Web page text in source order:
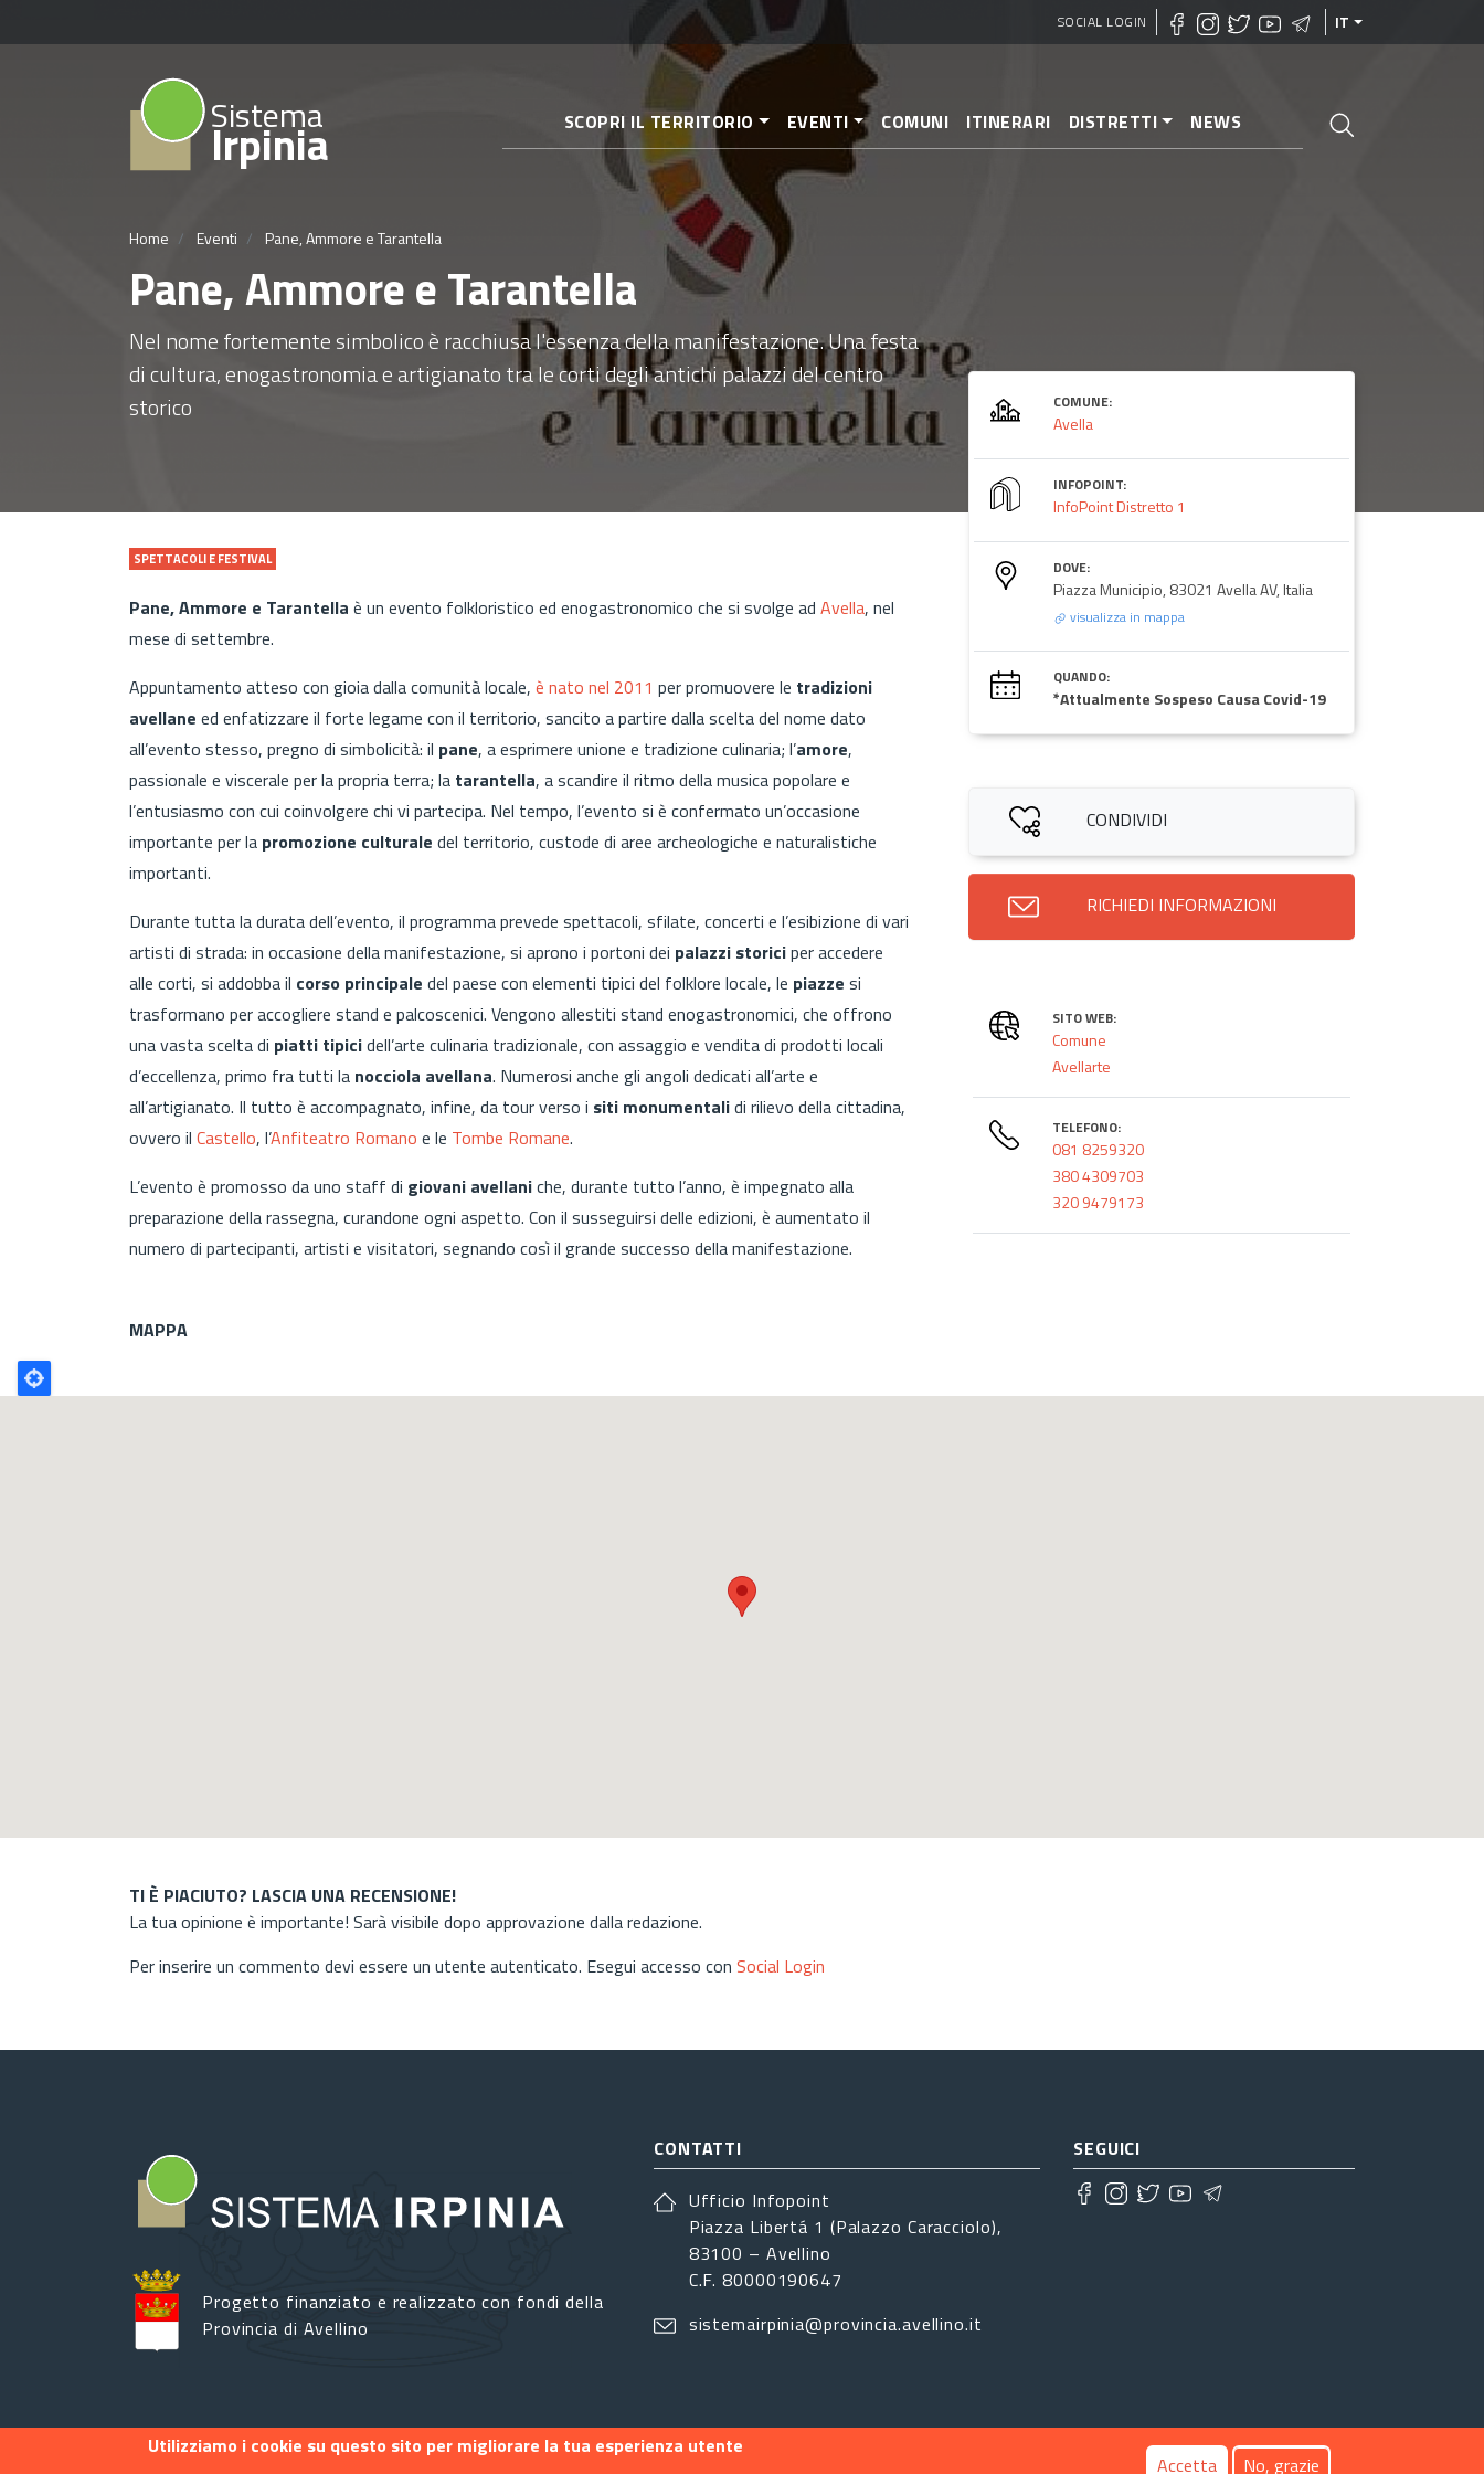
Salta
al
contenuto
SOCIAL LOGIN IT
Sistema
Irpinia SCOPRI IL TERRITORIO EVENTI COMUNI ITINERARI DISTRETTI NEWS
Home Eventi Pane, Ammore e Tarantella
Pane, Ammore e Tarantella
Nel nome fortemente simbolico è racchiusa l'essenza della manifestazione. Una festa
di cultura, enogastronomia e artigianato tra le corti degli antichi palazzi del centro
storico
SPETTACOLI E FESTIVAL
Pane, Ammore e Tarantella è un evento folkloristico ed enogastronomico che si svolge ad Avella, nel
mese di settembre.
Appuntamento atteso con gioia dalla comunità locale, è nato nel 2011 per promuovere le tradizioni
avellane ed enfatizzare il forte legame con il territorio, sancito a partire dalla scelta del nome dato
all’evento stesso, pregno di simbolicità: il pane, a esprimere unione e tradizione culinaria; l’amore,
passionale e viscerale per la propria terra; la tarantella, a scandire il ritmo della musica popolare e
l’entusiasmo con cui coinvolgere chi vi partecipa. Nel tempo, l’evento si è confermato un’occasione
importante per la promozione culturale del territorio, custode di aree archeologiche e naturalistiche
importanti.
Durante tutta la durata dell’evento, il programma prevede spettacoli, sfilate, concerti e l’esibizione di vari
artisti di strada: in occasione della manifestazione, si aprono i portoni dei palazzi storiciper accedere
alle corti, si addobba il corso principale del paese con elementi tipici del folklore locale, le piazze si
trasformano per accogliere stand e palcoscenici. Vengono allestiti stand enogastronomici, che offrono
una vasta scelta di piatti tipicidell’arte culinaria tradizionale, con assaggio e vendita di prodotti locali
d’eccellenza, primo fra tutti la nocciola avellana. Numerosi anche gli angoli dedicati all’arte e
all’artigianato. Il tutto è accompagnato, infine, da tour verso i siti monumentalidi rilievo della cittadina,
ovvero il Castello, l’Anfiteatro Romano e le Tombe Romane.
L’evento è promosso da uno staff di giovani avellaniche, durante tutto l’anno, è impegnato alla
preparazione della rassegna, curandone ogni aspetto. Con il susseguirsi delle edizioni, è aumentato il
numero di partecipanti, artisti e visitatori, segnando così il grande successo della manifestazione.
COMUNE:
Avella
INFOPOINT:
InfoPoint Distretto 1
DOVE:
Piazza Municipio, 83021 Avella AV, Italia
visualizza in mappa
QUANDO:
*Attualmente Sospeso Causa Covid-19
CONDIVIDI
RICHIEDI INFORMAZIONI
SITO WEB:
Comune
Avellarte
TELEFONO:
081 8259320
380 4309703
320 9479173
MAPPA
Poligono
GEO
TI È PIACIUTO? LASCIA UNA RECENSIONE!
La tua opinione è importante! Sarà visibile dopo approvazione dalla redazione.
Per inserire un commento devi essere un utente autenticato. Esegui accesso con Social Login
Progetto finanziato e realizzato con fondi della
Provincia di Avellino
CONTATTI
Ufficio Infopoint
Piazza Libertá 1 (Palazzo Caracciolo),
83100 – Avellino
C.F. 80000190647
sistemairpinia@provincia.avellino.it
SEGUICI
Utilizziamo i cookie su questo sito per migliorare la tua esperienza utente
Accetta No, grazie